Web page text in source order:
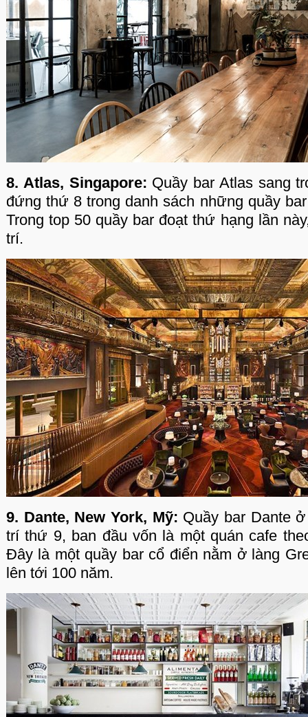
8. Atlas, Singapore: Quầy bar Atlas sang
đứng thứ 8 trong danh sách những quầy
Trong top 50 quầy bar đoạt thứ hạng lần
trí.
9. Dante, New York, Mỹ: Quầy bar Dante
trí thứ 9, ban đầu vốn là một quán cafe
Đây là một quầy bar cổ điển nằm ở làng
lên tới 100 năm.